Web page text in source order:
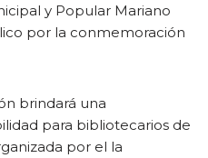
y Popular Mariano
por la conmemoración
brindará una
para bibliotecarios de
por el la